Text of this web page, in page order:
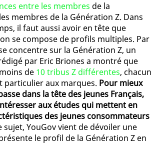
entre les membres de la
membres de la Génération Z. Dans
il faut aussi avoir en tête que
se compose de profils multiples. Par
concentre sur la Génération Z, un
par Eric Briones a montré que
de 10 tribus Z différentes, chacun
particulier aux marques. Pour mieux
dans la tête des jeunes Français,
aux études qui mettent en
des jeunes consommateurs
sujet, YouGov vient de dévoiler une
le profil de la Génération Z en